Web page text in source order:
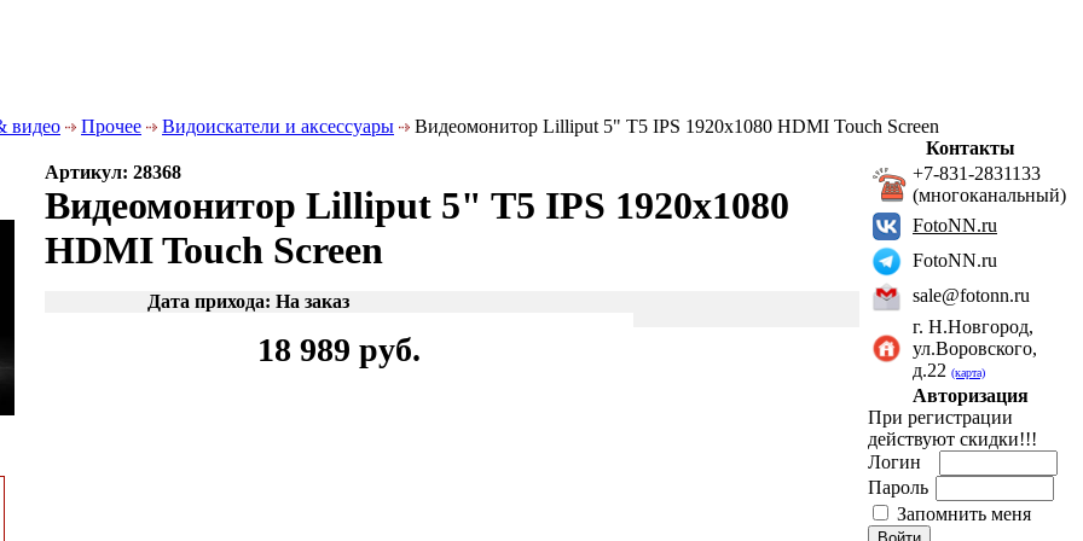
видео Прочее Видоискатели и аксессуары Видеомонитор Lilliput 5" T5 IPS 1920x1080 HDMI Touch Screen
Артикул: 28368
Видеомонитор Lilliput 5" T5 IPS 1920x1080
HDMI Touch Screen
Дата прихода: На заказ
18 989 руб.
Контакты
+7-831-2831133
(многоканальный)
FotoNN.ru
FotoNN.ru
sale@fotonn.ru
г. Н.Новгород,
ул.Воровского,
д.22 (карта)
Авторизация
При регистрации
действуют скидки!!!
Логин
Пароль
Запомнить меня